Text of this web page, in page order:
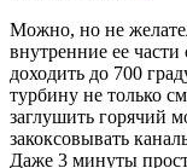
Можно, но не
внутренние ее
доходить до 700
турбину не только
заглушить горячий
закоксовывать
Даже 3 минуты